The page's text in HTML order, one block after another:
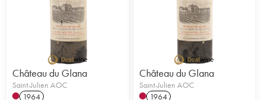
Château du Glana
Saint-Julien AOC
1964
Château du Glana
Saint-Julien AOC
1964